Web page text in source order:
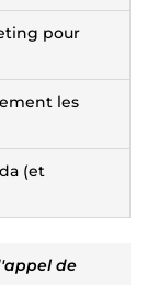
pour
les
(et
de